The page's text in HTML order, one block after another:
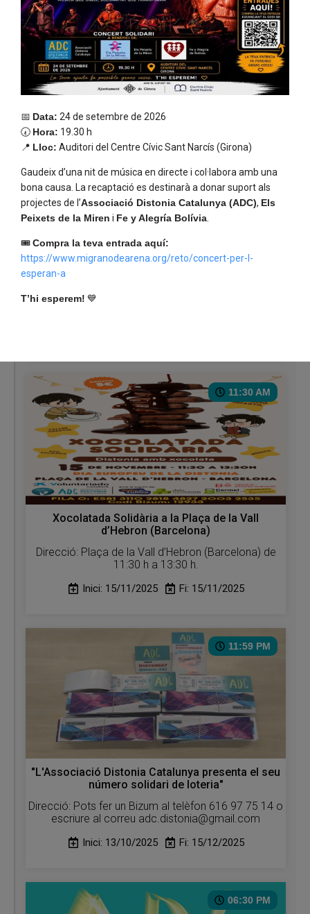
El Mag Albert porta GLOW al Teatre Condal en una
funció solidària per la distonia
Direcció: 📍 Teatre Condal – Avinguda del Paral·lel,
91, 08004 Barcelona
Inici: 19/04/2026 Fi: 19/04/2026
Cicle de xerrades 📌 Primera sessió: Les
dificultats per accedir a la incapacitat laboral
Direcció: Seu de l’ONCE · Barcelona (Carrer
11:30 AM
Xocolatada Solidària a la Plaça de la Vall
d’Hebron (Barcelona)
Direcció: Plaça de la Vall d’Hebron (Barcelona) de
11:30 h a 13:30 h.
Inici: 15/11/2025 Fi: 15/11/2025
11:59 PM
"L'Associació Distonia Catalunya presenta el seu
número solidari de loteria"
Direcció: Pots fer un Bizum al telèfon 616 97 75 14 o
escriure al correu adc.distonia@gmail.com
Inici: 13/10/2025 Fi: 15/12/2025
06:30 PM
📅 Data: 24 de setembre de 2026
🕢 Hora: 19.30 h
📍 Lloc: Auditori del Centre Cívic Sant Narcís (Girona)
Gaudeix d’una nit de música en directe i col·labora amb una
bona causa. La recaptació es destinarà a donar suport als
projectes de l’Associació Distonia Catalunya (ADC), Els
Peixets de la Miren i Fe y Alegría Bolívia
🎟️Compra la teva entrada aquí:
https://www.migranodearena.org/reto/concert-per-l-
esperan-a
T’hi esperem! 💙